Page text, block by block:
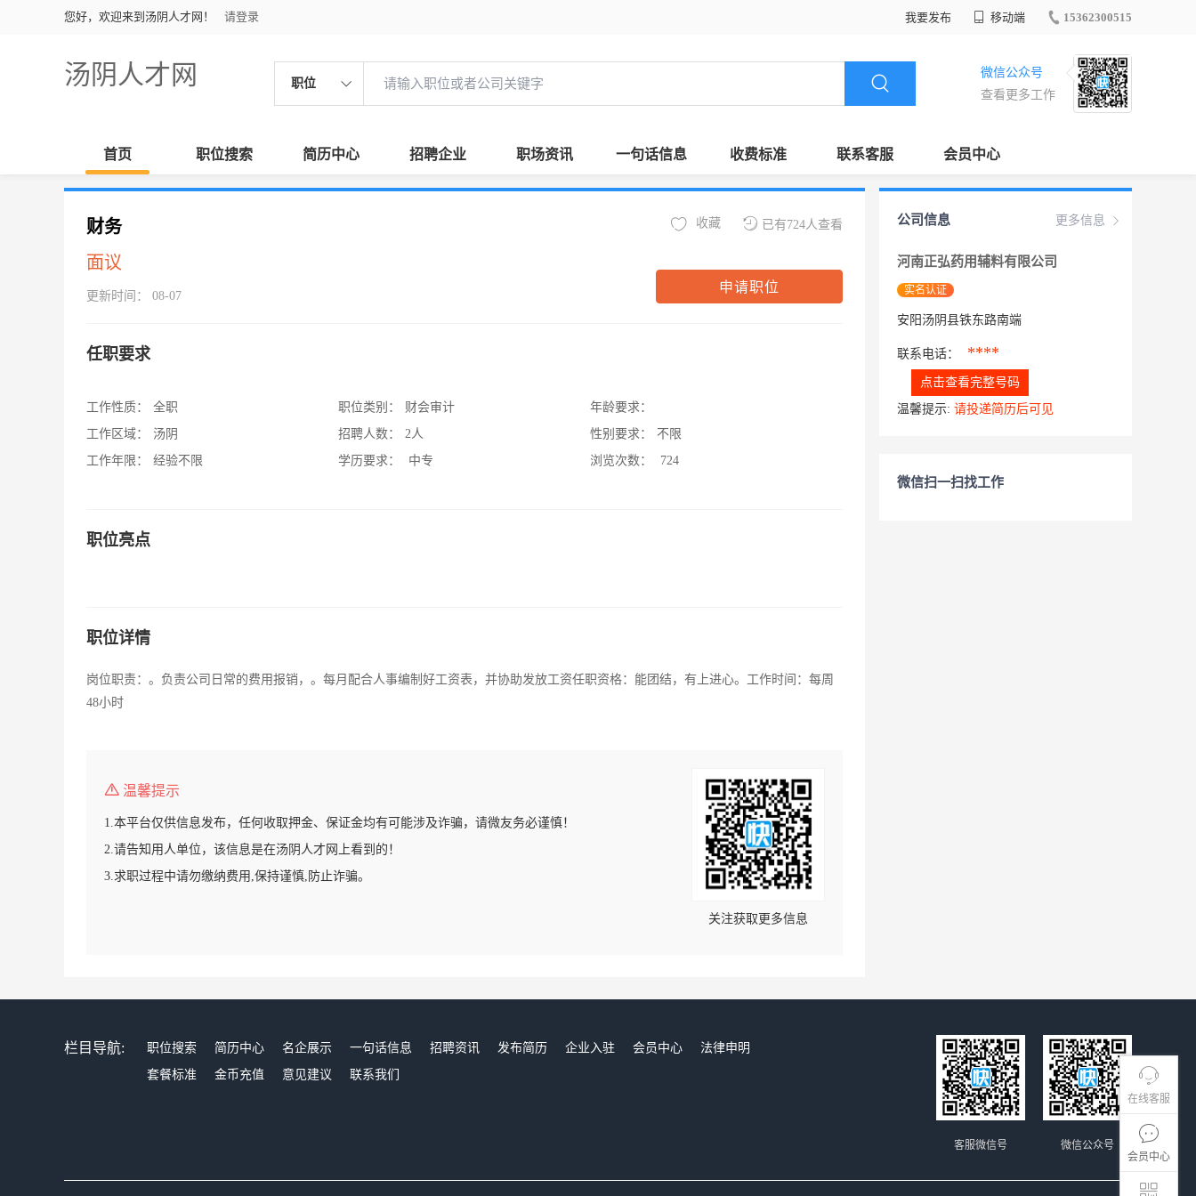
您好，欢迎来到汤阴人才网！ 请登录 我要发布 移动端 15362300515
汤阴人才网 职位
微信公众号
查看更多工作
首页 职位搜索 简历中心 招聘企业 职场资讯 一句话信息 收费标准 联系客服 会员中心
在线客服
会员中心
财务
面议
更新时间： 08-07
已有724人查看
收藏
申请职位
任职要求
工作性质：
全职
工作区域：
汤阴
工作年限：
经验不限
职位类别：
财会审计
招聘人数：
2人
学历要求：
中专
年龄要求：
性别要求：
不限
浏览次数：
724
职位亮点
职位详情
岗位职责：。负责公司日常的费用报销，。每月配合人事编制好工资表，并协助发放工资任职资格：能团结，有上进心。工作时间：每周
48小时
温馨提示
1.本平台仅供信息发布，任何收取押金、保证金均有可能涉及诈骗，请微友务必谨慎！
2.请告知用人单位，该信息是在汤阴人才网上看到的！
3.求职过程中请勿缴纳费用,保持谨慎,防止诈骗。
关注获取更多信息
更多信息
公司信息
河南正弘药用辅料有限公司
实名认证
安阳汤阴县铁东路南端
联系电话： ****
点击查看完整号码
温馨提示: 请投递简历后可见
微信扫一扫找工作
栏目导航: 职位搜索 简历中心 名企展示 一句话信息 招聘资讯 发布简历 企业入驻 会员中心
法律申明
套餐标准
金币充值 意见建议 联系我们
微信公众号
客服微信号